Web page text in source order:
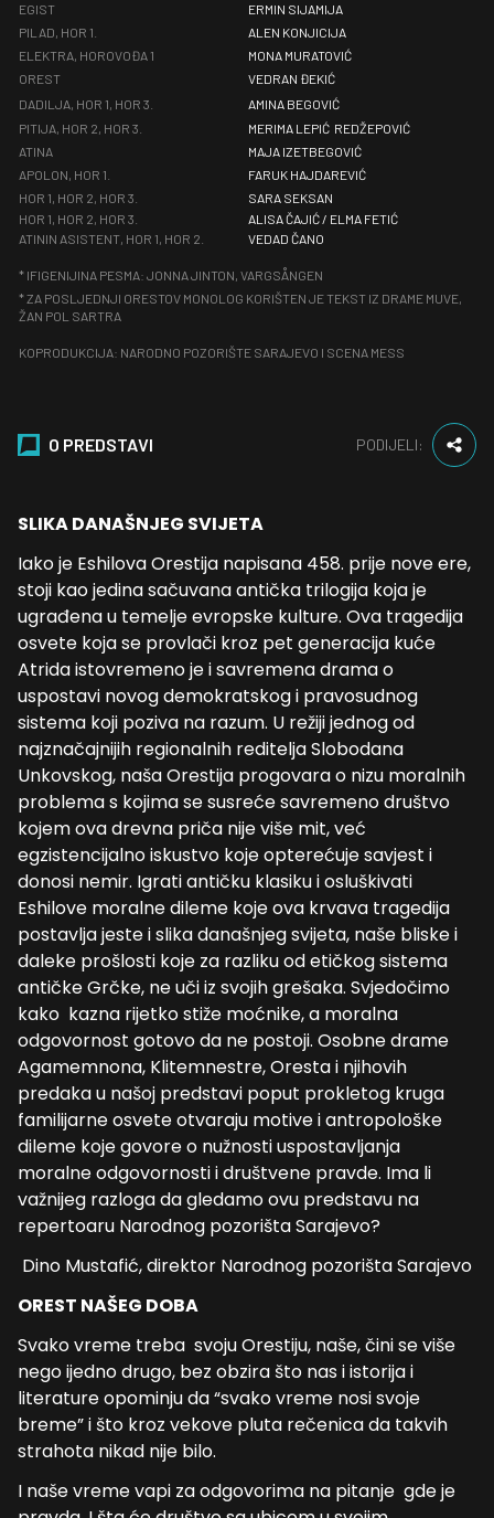
O PREDSTAVI PODIJELI:
SLIKA DANAŠNJEG SVIJETA
Iako je Eshilova Orestija napisana 458. prije nove ere,
stoji kao jedina sačuvana antička trilogija koja je
ugrađena u temelje evropske kulture. Ova tragedija
osvete koja se provlači kroz pet generacija kuće
Atrida istovremeno je i savremena drama o
uspostavi novog demokratskog i pravosudnog
sistema koji poziva na razum. U režiji jednog od
najznačajnijih regionalnih reditelja Slobodana
Unkovskog, naša Orestija progovara o nizu moralnih
problema s kojima se susreće savremeno društvo
kojem ova drevna priča nije više mit, već
egzistencijalno iskustvo koje opterećuje savjest i
donosi nemir. Igrati antičku klasiku i osluškivati
Eshilove moralne dileme koje ova krvava tragedija
postavlja jeste i slika današnjeg svijeta, naše bliske i
daleke prošlosti koje za razliku od etičkog sistema
antičke Grčke, ne uči iz svojih grešaka. Svjedočimo
kako kazna rijetko stiže moćnike, a moralna
odgovornost gotovo da ne postoji. Osobne drame
Agamemnona, Klitemnestre, Oresta i njihovih
predaka u našoj predstavi poput prokletog kruga
familijarne osvete otvaraju motive i antropološke
dileme koje govore o nužnosti uspostavljanja
moralne odgovornosti i društvene pravde. Ima li
važnijeg razloga da gledamo ovu predstavu na
repertoaru Narodnog pozorišta Sarajevo?
Dino Mustafić, direktor Narodnog pozorišta Sarajevo
OREST NAŠEG DOBA
Svako vreme treba svoju Orestiju, naše, čini se više
nego ijedno drugo, bez obzira što nas i istorija i
literature opominju da “svako vreme nosi svoje
breme” i što kroz vekove pluta rečenica da takvih
strahota nikad nije bilo.
I naše vreme vapi za odgovorima na pitanje gde je
EGIST
ERMIN SIJAMIJA
PILAD, HOR 1.
ALEN KONJICIJA
ELEKTRA, HOROVOĐA 1
MONA MURATOVIĆ
OREST
VEDRAN ĐEKIĆ
DADILJA, HOR 1, HOR 3.
AMINA BEGOVIĆ
PITIJA, HOR 2, HOR 3.
MERIMA LEPIĆ REDŽEPOVIĆ
ATINA
MAJA IZETBEGOVIĆ
APOLON, HOR 1.
FARUK HAJDAREVIĆ
HOR 1, HOR 2, HOR 3.
SARA SEKSAN
HOR 1, HOR 2, HOR 3.
ALISA ČAJIĆ / ELMA FETIĆ
ATININ ASISTENT, HOR 1, HOR 2.
VEDAD ČANO
* IFIGENIJINA PESMA: JONNA JINTON, VARGSÅNGEN
* ZA POSLJEDNJI ORESTOV MONOLOG KORIŠTEN JE TEKST IZ DRAME MUVE,
ŽAN POL SARTRA
KOPRODUKCIJA: NARODNO POZORIŠTE SARAJEVO I SCENA MESS